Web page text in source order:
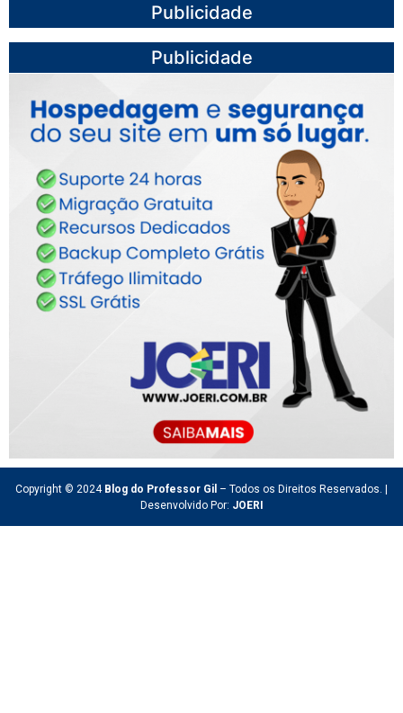
Publicidade
Publicidade
Copyright © 2024 Blog do Professor Gil – Todos os Direitos Reservados. |
Desenvolvido Por: JOERI